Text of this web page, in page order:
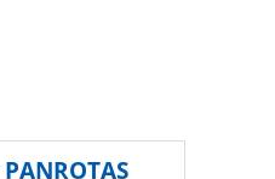
PANROTAS